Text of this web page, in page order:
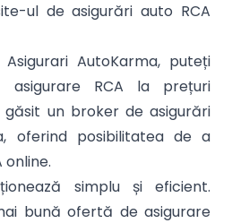
ul de asigurări auto RCA
AutoKarma, puteți
asigurare RCA la prețuri
găsit un broker de asigurări
oferind posibilitatea de a
online.
simplu și eficient.
bună ofertă de asigurare